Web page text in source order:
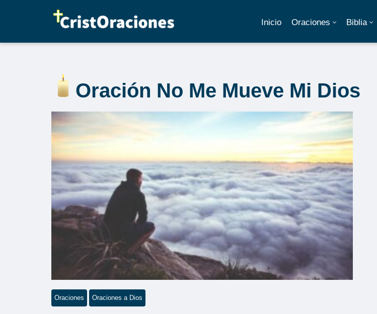
al
Inicio Oraciones Biblia
Oración No Me Mueve Mi Dios
Oraciones Oraciones a Dios